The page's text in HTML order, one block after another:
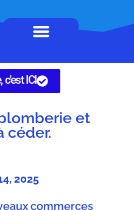
c'est ICI
et
céder.
2025
commerces